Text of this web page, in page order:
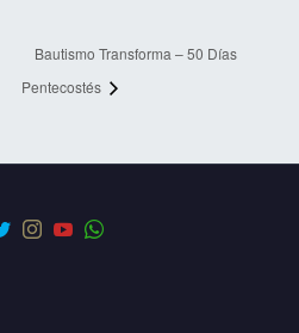
Bautismo Transforma – 50 Días
Pentecostés